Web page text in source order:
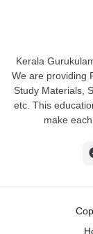
Kerala
We are providing
Study Materials,
etc. This
make